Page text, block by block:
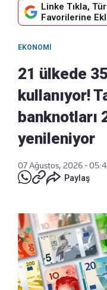
Linke Tıkla,
Favorilerine
EKONOMI
21 ülkede
kullanıyor!
banknotları
yenileniyor
07 Ağustos, 2026 -
Paylaş